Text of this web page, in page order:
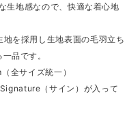
地感なので、快適な着心地
を採用し生地表面の毛羽立ち
品です。
全サイズ統一）
（サイン）が入って